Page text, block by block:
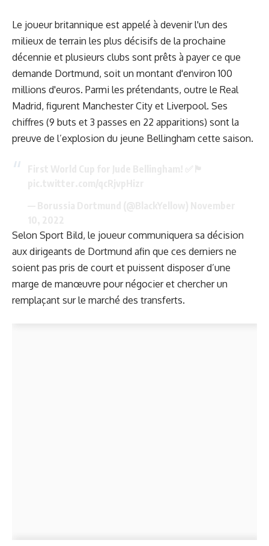
Le joueur britannique est appelé à devenir l'un des
milieux de terrain les plus décisifs de la prochaine
décennie et plusieurs clubs sont prêts à payer ce que
demande Dortmund, soit un montant d'environ 100
millions d'euros. Parmi les prétendants, outre le Real
Madrid, figurent Manchester City et Liverpool. Ses
chiffres (9 buts et 3 passes en 22 apparitions) sont la
preuve de l’explosion du jeune Bellingham cette saison.
Selon Sport Bild, le joueur communiquera sa décision
aux dirigeants de Dortmund afin que ces derniers ne
soient pas pris de court et puissent disposer d’une
marge de manœuvre pour négocier et chercher un
remplaçant sur le marché des transferts.